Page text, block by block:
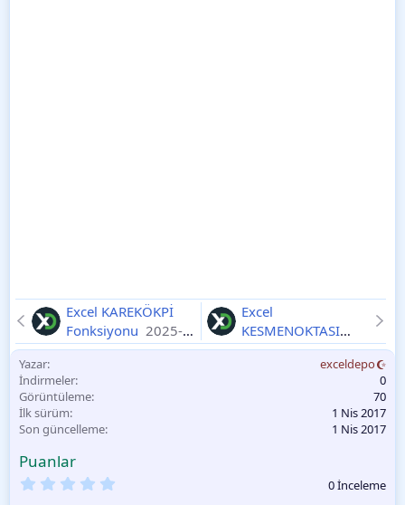
Excel KAREKÖKPİ
Fonksiyonu 2025-
11-11
Excel
KESMENOKTASI
Fonksiyonu 2025-
Yazar
exceldepo
İndirmeler
0
Görüntüleme
70
İlk sürüm
1 Nis 2017
Son güncelleme
1 Nis 2017
Puanlar
0 İnceleme